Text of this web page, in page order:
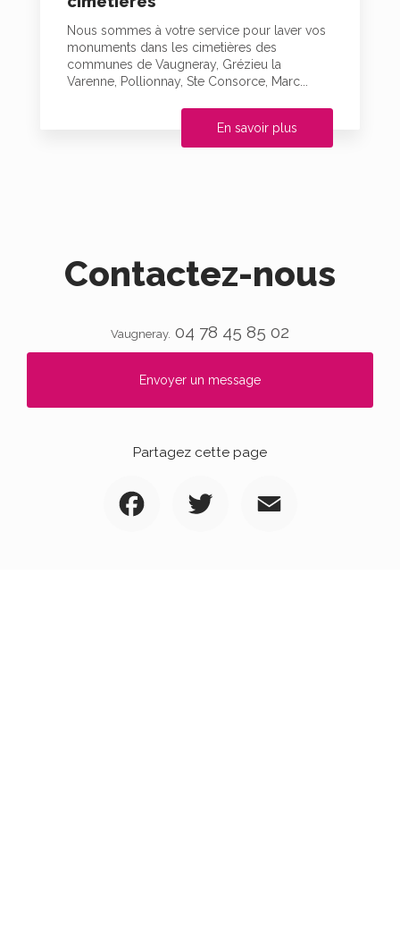
Nous sommes à votre service pour laver vos
monuments dans les cimetières des
communes de Vaugneray, Grézieu la
Varenne, Pollionnay, Ste Consorce, Marc...
En savoir plus
Contactez-nous
Vaugneray. 04 78 45 85 02
Envoyer un message
Partagez cette page